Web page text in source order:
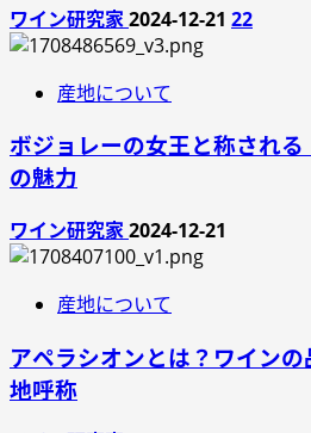
ワイン研究家2024-12-21 22
産地について
ボジョレーの女王と称される
の魅力
ワイン研究家2024-12-21
産地について
アペラシオンとは？ワイン
地呼称